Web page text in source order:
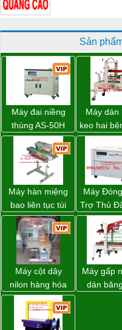
Sản
Máy đai niềng
thùng AS-50H
Wellpack
Máy dán
keo hai
thùng
WP-
rẻ Miền
Máy hàn miệng
bao liên tục túi
nằm nghiêng.
Máy
Trợ Thủ
Cho Mọi
Nghiệp
Khâu
Máy cột dây
nilon hàng hóa
model CY-100
Máy gấp
dán